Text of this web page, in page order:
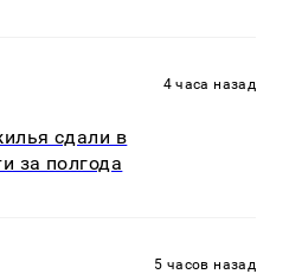
4 часа назад
сдали в
за полгода
5 часов назад